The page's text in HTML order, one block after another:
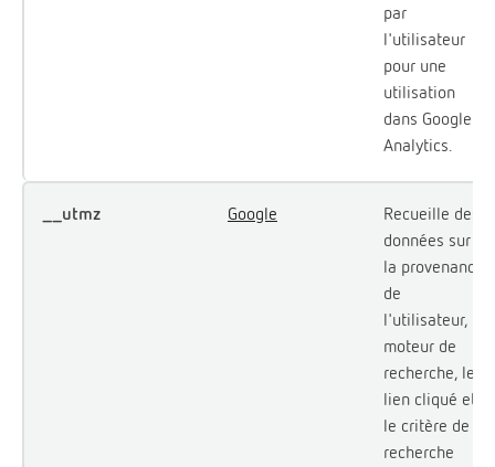
par
l'utilisateur
pour une
utilisation
dans Google
Analytics.
__utmz Google
Recueille des
données sur
la provenance
de
l'utilisateur, le
moteur de
recherche, le
lien cliqué et
le critère de
recherche